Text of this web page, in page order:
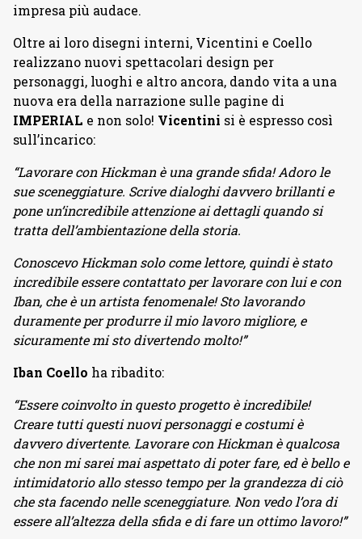
impresa più audace.
Oltre ai loro disegni interni, Vicentini e Coello
realizzano nuovi spettacolari design per
personaggi, luoghi e altro ancora, dando vita a una
nuova era della narrazione sulle pagine di
IMPERIAL e non solo! Vicentini si è espresso così
sull’incarico:
“Lavorare con Hickman è una grande sfida! Adoro le
sue sceneggiature. Scrive dialoghi davvero brillanti e
pone un’incredibile attenzione ai dettagli quando si
tratta dell’ambientazione della storia.
Conoscevo Hickman solo come lettore, quindi è stato
incredibile essere contattato per lavorare con lui e con
Iban, che è un artista fenomenale! Sto lavorando
duramente per produrre il mio lavoro migliore, e
sicuramente mi sto divertendo molto!”
Iban Coello ha ribadito:
“Essere coinvolto in questo progetto è incredibile!
Creare tutti questi nuovi personaggi e costumi è
davvero divertente. Lavorare con Hickman è qualcosa
che non mi sarei mai aspettato di poter fare, ed è bello e
intimidatorio allo stesso tempo per la grandezza di ciò
che sta facendo nelle sceneggiature. Non vedo l’ora di
essere all’altezza della sfida e di fare un ottimo lavoro!”